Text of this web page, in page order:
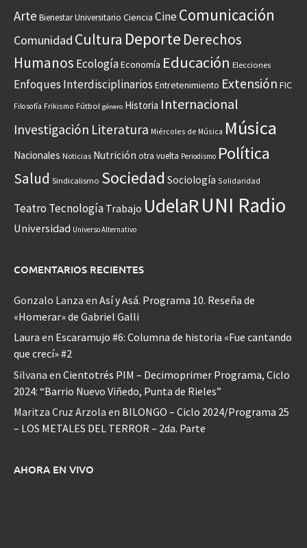
Arte Bienestar Universitario Ciencia CineComunicación
Comunidad Cultura Deporte Derechos
Humanos EcologíaEconomía Educación Elecciones
Enfoques Interdisciplinarios Entretenimiento Extensión FIC
Filosofía Frikismo Fútbol género Historia Internacional
Investigación Literatura Miércoles de Música Música
Nacionales Noticias Nutrición otra vuelta Periodismo Política
Salud Sindicalismo Sociedad Sociología Solidaridad
Teatro Tecnología Trabajo UdelaRUNI Radio
Universidad Universo Alternativo
COMENTARIOS RECIENTES
Gonzalo Lanza en Así y Asá. Programa 10. Reseña de
«Homerar» de Gabriel Galli
Laura en Escaramujo #6: Columna de historia «Fue cantando
que crecí» #2
Silvana en Cientotrés PIM – Decimoprimer Programa, Ciclo
2024: “Barrio Nuevo Viñedo, Punta de Rieles”
Maritza Cruz Arzola en BILONGO – Ciclo 2024/Programa 25
– LOS METALES DEL TERROR – 2da. Parte
AHORA EN VIVO